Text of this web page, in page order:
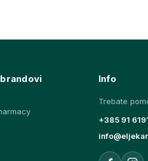
Info
Trebate
+385 91